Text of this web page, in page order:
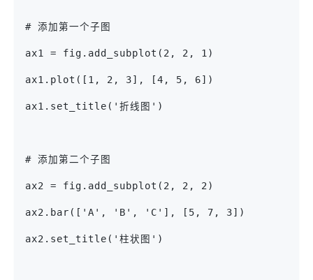
# 添加第一个子图
ax1 = fig.add_subplot(2, 2, 1)
ax1.plot([1, 2, 3], [4, 5, 6])
ax1.set_title('折线图')
# 添加第二个子图
ax2 = fig.add_subplot(2, 2, 2)
ax2.bar(['A', 'B', 'C'], [5, 7, 3])
ax2.set_title('柱状图')